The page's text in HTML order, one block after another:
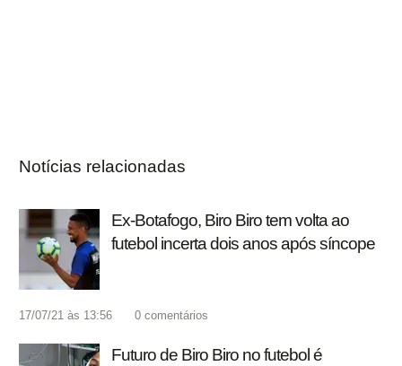
Notícias relacionadas
Ex-Botafogo, Biro Biro tem volta ao
futebol incerta dois anos após síncope
17/07/21 às 13:56 0 comentários
Futuro de Biro Biro no futebol é